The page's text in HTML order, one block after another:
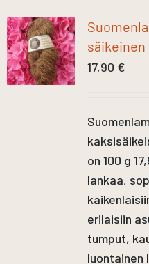
säikeinen
17,90 €
on 100 g
lankaa,
erilaisiin
tumput,
luontainen